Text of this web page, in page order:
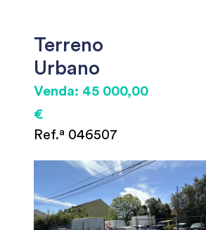
Terreno
Urbano
Venda: 45 000,00
€
Ref.ª 046507